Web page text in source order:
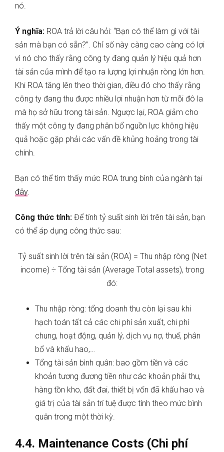
nó.
Ý nghĩa: ROA trả lời câu hỏi: “Bạn có thể làm gì với tài
sản mà bạn có sẵn?”. Chỉ số này càng cao càng có lợi
vì nó cho thấy rằng công ty đang quản lý hiệu quả hơn
tài sản của mình để tạo ra lượng lợi nhuận ròng lớn hơn.
Khi ROA tăng lên theo thời gian, điều đó cho thấy rằng
công ty đang thu được nhiều lợi nhuận hơn từ mỗi đô la
mà họ sở hữu trong tài sản. Ngược lại, ROA giảm cho
thấy một công ty đang phân bổ nguồn lực không hiệu
quả hoặc gặp phải các vấn đề khủng hoảng trong tài
chính.
Bạn có thể tìm thấy mức ROA trung bình của ngành tại
đây.
Công thức tính: Để tính tỷ suất sinh lời trên tài sản, bạn
có thể áp dụng công thức sau:
Tỷ suất sinh lời trên tài sản (ROA) = Thu nhập ròng (Net
income) ÷ Tổng tài sản (Average Total assets), trong
đó:
Thu nhập ròng: tổng doanh thu còn lại sau khi
hạch toán tất cả các chi phí sản xuất, chi phí
chung, hoạt động, quản lý, dịch vụ nợ, thuế, phân
bổ và khấu hao,…
Tổng tài sản bình quân: bao gồm tiền và các
khoản tương đương tiền như các khoản phải thu,
hàng tồn kho, đất đai, thiết bị vốn đã khấu hao và
giá trị của tài sản trí tuệ được tính theo mức bình
quân trong một thời kỳ.
4.4. Maintenance Costs (Chi phí